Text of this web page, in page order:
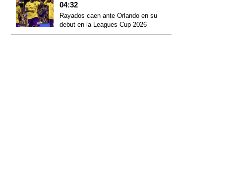
04:32
Rayados caen ante Orlando en su
debut en la Leagues Cup 2026